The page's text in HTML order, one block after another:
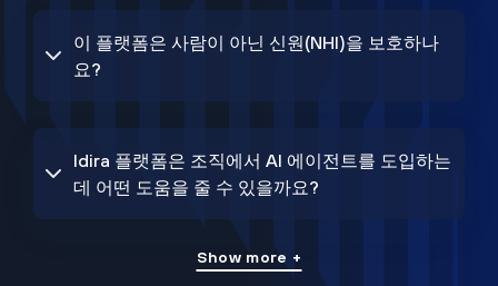
이 플랫폼은 사람이 아닌 신원(NHI)을 보호하나
요?
Idira 플랫폼은 조직에서 AI 에이전트를 도입하는
데 어떤 도움을 줄 수 있을까요?
Show more +